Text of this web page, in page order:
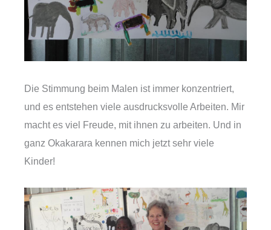
Die Stimmung beim Malen ist immer konzentriert,
und es entstehen viele ausdrucksvolle Arbeiten. Mir
macht es viel Freude, mit ihnen zu arbeiten. Und in
ganz Okakarara kennen mich jetzt sehr viele
Kinder!